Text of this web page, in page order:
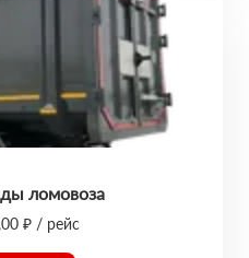
ломовоза
₽ / рейс